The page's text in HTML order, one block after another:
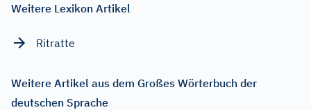
Weitere Lexikon Artikel
Ritratte
Weitere Artikel aus dem Großes Wörterbuch der
deutschen Sprache